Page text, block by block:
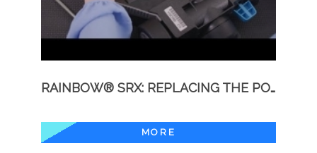
RAINBOW® SRX: REPLACING THE POWER NOZZLE BELT
MORE